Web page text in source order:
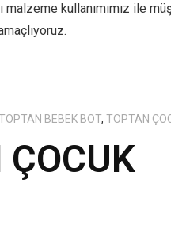
malzeme kullanımımız ile
BEBEK BOT,TOPTAN